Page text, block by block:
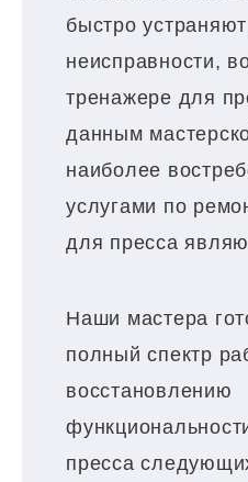
быстро
неисправности,
тренажере для
данным
наиболее
услугами по
для пресса
Наши мастера
полный спектр
восстановлению
пресса